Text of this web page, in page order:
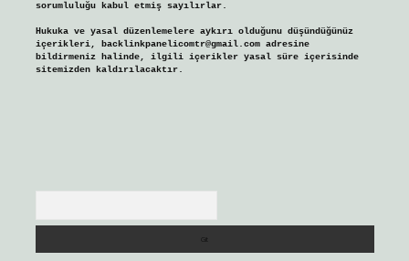
sorumluluğu kabul etmiş sayılırlar.
Hukuka ve yasal düzenlemelere aykırı olduğunu düşündüğünüz
içerikleri, backlinkpanelicomtr@gmail.comadresine
bildirmeniz halinde, ilgili içerikler yasal süre içerisinde
sitemizden kaldırılacaktır.